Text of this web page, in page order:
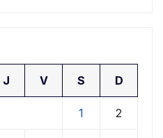
J V S D
1 2